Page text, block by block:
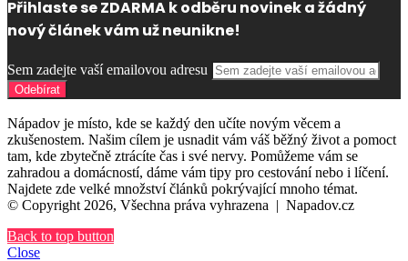
Přihlaste se ZDARMA k odběru novinek a žádný
nový článek vám už neunikne!
Sem zadejte vaší emailovou adresu
Nápadov je místo, kde se každý den učíte novým věcem a
zkušenostem. Našim cílem je usnadit vám váš běžný život a pomoct
tam, kde zbytečně ztrácíte čas i své nervy. Pomůžeme vám se
zahradou a domácností, dáme vám tipy pro cestování nebo i líčení.
Najdete zde velké množství článků pokrývající mnoho témat.
© Copyright 2026, Všechna práva vyhrazena | Napadov.cz
Back to top button
Close